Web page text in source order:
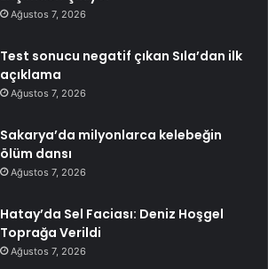
Ağustos 7, 2026
Test sonucu negatif çıkan Sıla’dan ilk
açıklama
Ağustos 7, 2026
Sakarya’da milyonlarca kelebeğin
ölüm dansı
Ağustos 7, 2026
Hatay’da Sel Faciası: Deniz Hoşgel
Toprağa Verildi
Ağustos 7, 2026